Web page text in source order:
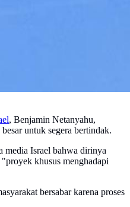
, Benjamin Netanyahu,
untuk segera bertindak.
media Israel bahwa dirinya
khusus menghadapi
bersabar karena proses